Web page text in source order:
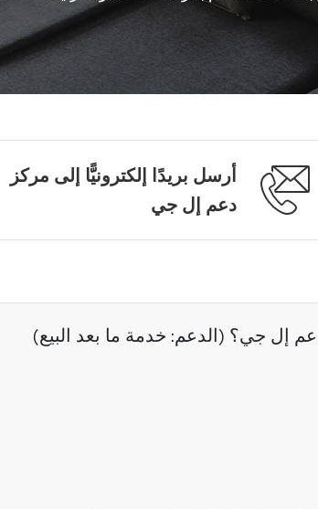
أرسل بريدًا إلكترونيًّا إلى مركز
دعم إل جي
إل جي؟ (الدعم: خدمة ما بعد البيع)